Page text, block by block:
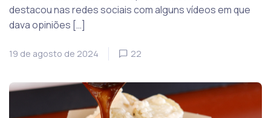
destacou nas redes sociais com alguns vídeos em que
dava opiniões […]
19 de agosto de 2024 22